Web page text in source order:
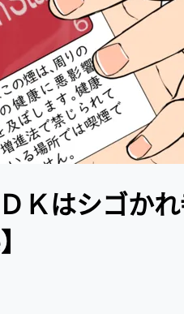
Ｋはシゴか